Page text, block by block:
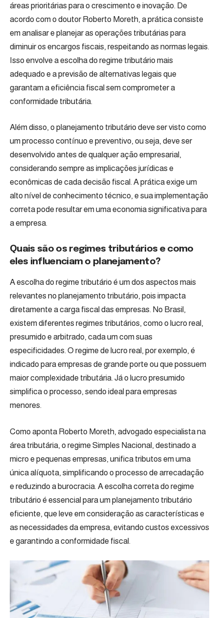
áreas prioritárias para o crescimento e inovação. De
acordo com o doutor Roberto Moreth, a prática consiste
em analisar e planejar as operações tributárias para
diminuir os encargos fiscais, respeitando as normas legais.
Isso envolve a escolha do regime tributário mais
adequado e a previsão de alternativas legais que
garantam a eficiência fiscal sem comprometer a
conformidade tributária.
Além disso, o planejamento tributário deve ser visto como
um processo contínuo e preventivo, ou seja, deve ser
desenvolvido antes de qualquer ação empresarial,
considerando sempre as implicações jurídicas e
econômicas de cada decisão fiscal. A prática exige um
alto nível de conhecimento técnico, e sua implementação
correta pode resultar em uma economia significativa para
a empresa.
Quais são os regimes tributários e como
eles influenciam o planejamento?
A escolha do regime tributário é um dos aspectos mais
relevantes no planejamento tributário, pois impacta
diretamente a carga fiscal das empresas. No Brasil,
existem diferentes regimes tributários, como o lucro real,
presumido e arbitrado, cada um com suas
especificidades. O regime de lucro real, por exemplo, é
indicado para empresas de grande porte ou que possuem
maior complexidade tributária. Já o lucro presumido
simplifica o processo, sendo ideal para empresas
menores.
Como aponta Roberto Moreth, advogado especialista na
área tributária, o regime Simples Nacional, destinado a
micro e pequenas empresas, unifica tributos em uma
única alíquota, simplificando o processo de arrecadação
e reduzindo a burocracia. A escolha correta do regime
tributário é essencial para um planejamento tributário
eficiente, que leve em consideração as características e
as necessidades da empresa, evitando custos excessivos
e garantindo a conformidade fiscal.